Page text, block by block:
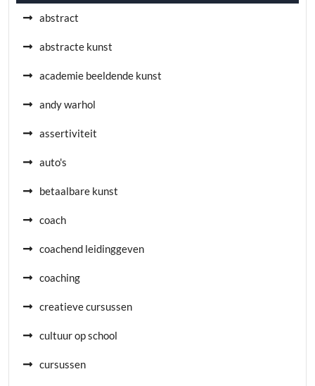
abstract
abstracte kunst
academie beeldende kunst
andy warhol
assertiviteit
auto's
betaalbare kunst
coach
coachend leidinggeven
coaching
creatieve cursussen
cultuur op school
cursussen